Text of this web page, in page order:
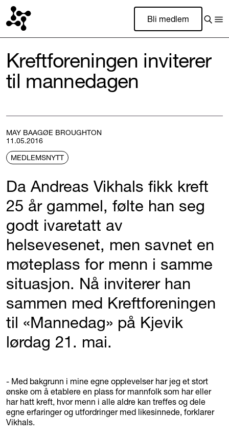
Bli medlem
Kreftforeningen inviterer
til mannedagen
MAY BAAGØE BROUGHTON
11.05.2016
MEDLEMSNYTT
Da Andreas Vikhals fikk kreft
25 år gammel, følte han seg
godt ivaretatt av
helsevesenet, men savnet en
møteplass for menn i samme
situasjon. Nå inviterer han
sammen med Kreftforeningen
til «Mannedag» på Kjevik
lørdag 21. mai.
- Med bakgrunn i mine egne opplevelser har jeg et stort
ønske om å etablere en plass for mannfolk som har eller
har hatt kreft, hvor menn i alle aldre kan treffes og dele
egne erfaringer og utfordringer med likesinnede, forklarer
Vikhals.